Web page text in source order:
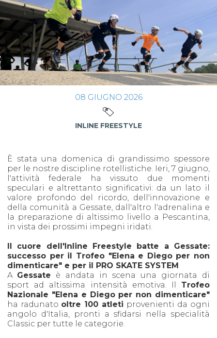
08 GIUGNO 2026
INLINE FREESTYLE
È stata una domenica di grandissimo spessore
per le nostre discipline rotellistiche. Ieri, 7 giugno,
l'attività federale ha vissuto due momenti
speculari e altrettanto significativi: da un lato il
valore profondo del ricordo, dell'innovazione e
della comunità a Gessate, dall'altro l'adrenalina e
la preparazione di altissimo livello a Pescantina,
in vista dei prossimi impegni iridati.
Il cuore dell'Inline Freestyle batte a Gessate:
successo per il Trofeo "Elena e Diego per non
dimenticare" e per il PRO SKATE SYSTEM
A Gessate è andata in scena una giornata di
sport ad altissima intensità emotiva. Il Trofeo
Nazionale "Elena e Diego per non dimenticare"
ha radunato oltre 100 atleti provenienti da ogni
angolo d'Italia, pronti a sfidarsi nella specialità
Classic per tutte le categorie.